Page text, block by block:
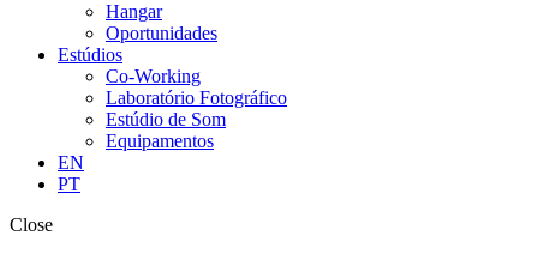
Hangar
Oportunidades
Estúdios
Co-Working
Laboratório Fotográfico
Estúdio de Som
Equipamentos
EN
PT
Close